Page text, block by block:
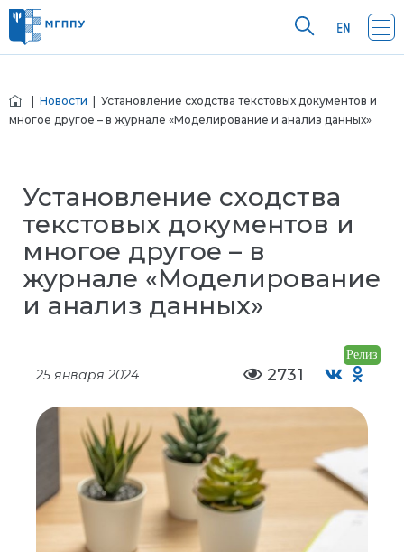
Новости | Установление сходства текстовых документов и
многое другое – в журнале «Моделирование и анализ данных»
Установление сходства
текстовых документов и
многое другое – в
журнале «Моделирование
и анализ данных»
Релиз
25 января 2024 2731